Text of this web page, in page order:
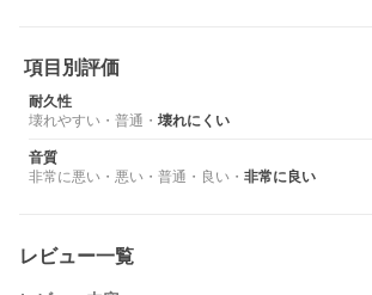
項目別評価
耐久性
壊れやすい ・ 普通 ・ 壊れにくい
音質
非常に悪い ・ 悪い ・ 普通 ・ 良い ・ 非常に良い
レビュー一覧